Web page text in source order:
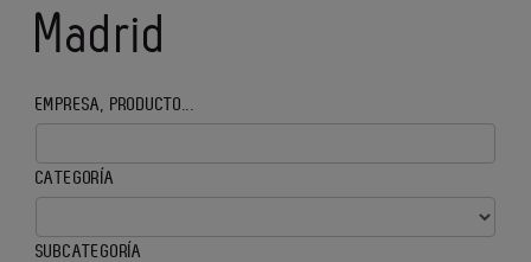
Madrid
EMPRESA, PRODUCTO...
CATEGORÍA
SUBCATEGORÍA